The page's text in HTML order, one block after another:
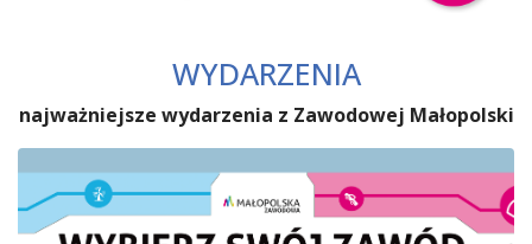
WYDARZENIA
najważniejsze wydarzenia z Zawodowej Małopolski